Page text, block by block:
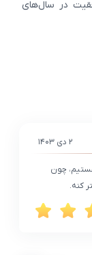
در سال‌های
۲ دی ۱۴۰۳
چون
کنه.